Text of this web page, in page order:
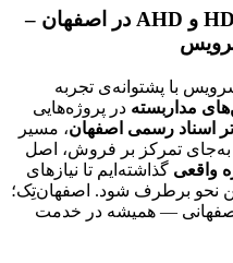
نصب و راه‌اندازی دوربین‌های HD و AHD در اصفهان –
با پشتوانه‌ی تجربه
مداربسته در پروژه‌هایی
اسناد رسمی اصفهان، مسیر
به‌جای تمرکز بر فروش، اصل
واقعی گذاشته‌ایم تا نیازهای
نحو برطرف شود. اصفهان‌تِک؛
— همیشه در خدمت